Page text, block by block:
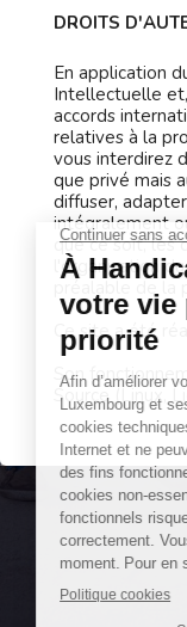
DROITS
En application
Intellectuelle
accords
relatives à la
vous interdirez
que privé mais
diffuser,
intégralement
que ce soit, les
l'organisation
préalable de la
Ce site a été
Son
Source (Linux,